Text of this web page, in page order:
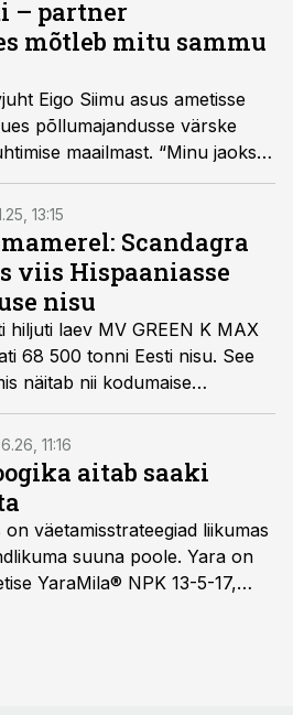
– partner
mõtleb mitu sammu
Eigo Siimu asus ametisse
põllumajandusse värske
maailmast. “Minu jaoks
– aga mida kuu edasi, seda
ja ühtehoidev on
ütleb Siimu ning lisab, et tegu
ja koostöö on kõige alus.
läheb hästi ka meil,“
13:15
Scandagra
viis Hispaaniasse
nisu
hiljuti laev MV GREEN K MAX
68 500 tonni Eesti nisu. See
näitab nii kodumaise
ka ekspordivõimekust.
juht Marge Pähkel rõhutab, et
sujuvat koostööd kogu
head koostööd kokkuostjate
suudab konkureerida maailma
11:16
aitab saaki
väetamisstrateegiad liikumas
suuna poole. Yara on
YaraMila® NPK 13-5-17,